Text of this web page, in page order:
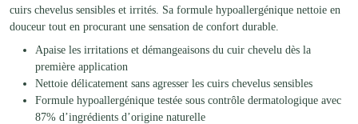
cuirs chevelus sensibles et irrités. Sa formule hypoallergénique nettoie en
douceur tout en procurant une sensation de confort durable.
Apaise les irritations et démangeaisons du cuir chevelu dès la
première application
Nettoie délicatement sans agresser les cuirs chevelus sensibles
Formule hypoallergénique testée sous contrôle dermatologique avec
87% d’ingrédients d’origine naturelle